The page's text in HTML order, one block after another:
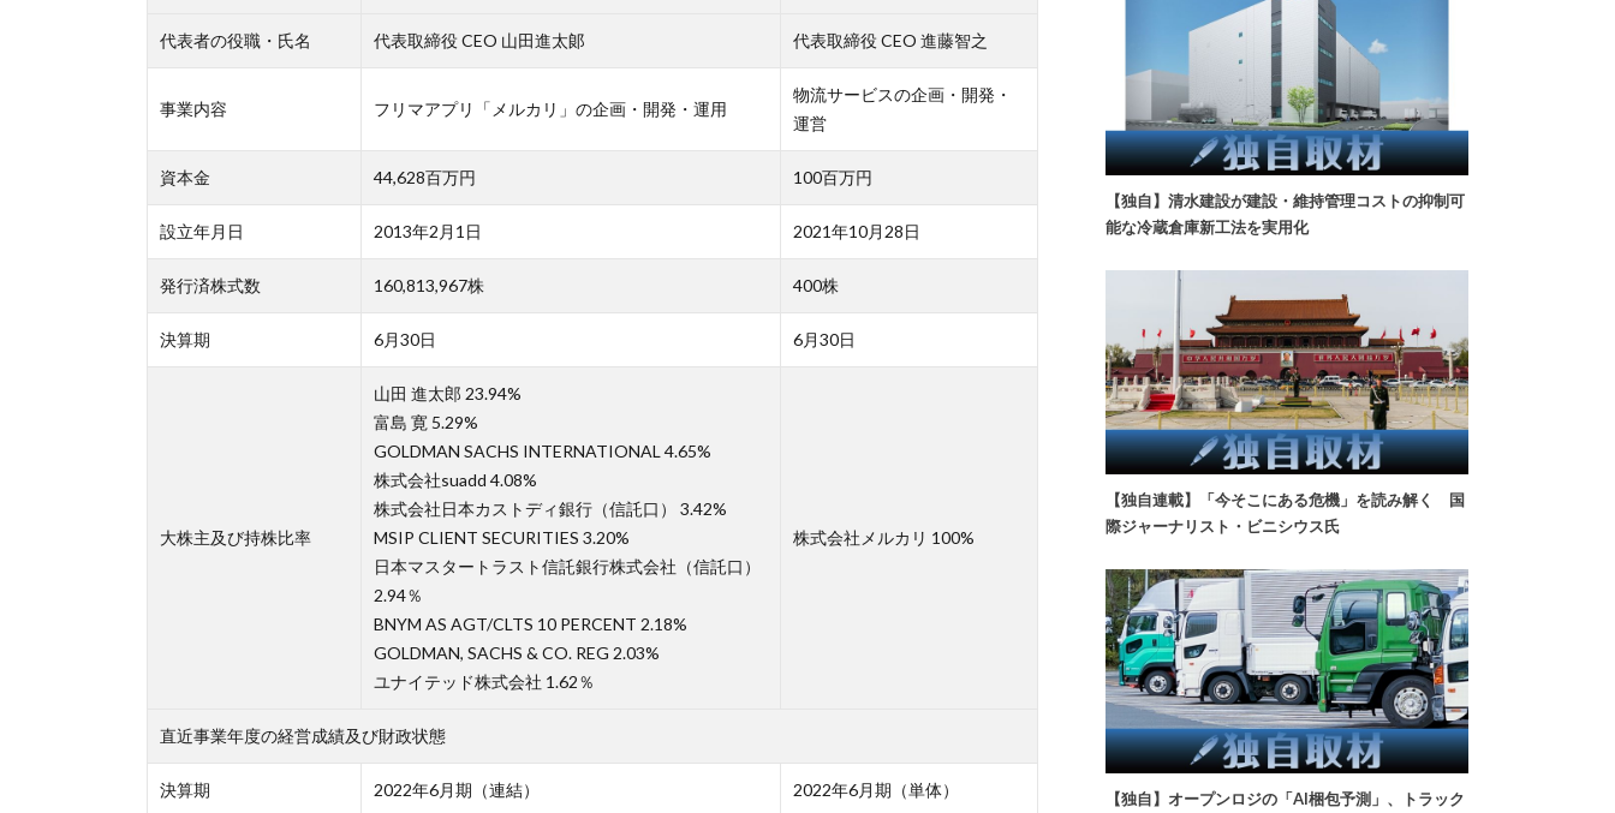
代表者の役職・氏名 代表取締役 CEO 山田進太郞 代表取締役 CEO 進藤智之
事業内容 フリマアプリ「メルカリ」の企画・開発・運用
物流サービスの企画・開発・
運営
資本金 44,628百万円 100百万円
設立年月日 2013年2月1日 2021年10月28日
発行済株式数 160,813,967株 400株
決算期 6月30日 6月30日
大株主及び持株比率
山田 進太郎 23.94%
富島 寛 5.29%
GOLDMAN SACHS INTERNATIONAL 4.65%
株式会社suadd 4.08%
株式会社日本カストディ銀行（信託口） 3.42%
MSIP CLIENT SECURITIES 3.20%
日本マスタートラスト信託銀行株式会社（信託口）
2.94％
BNYM AS AGT/CLTS 10 PERCENT 2.18%
GOLDMAN, SACHS & CO. REG 2.03%
ユナイテッド株式会社 1.62％
株式会社メルカリ 100%
直近事業年度の経営成績及び財政状態
決算期 2022年6月期（連結） 2022年6月期（単体）
【独自】清水建設が建設・維持管理コストの抑制可
能な冷蔵倉庫新工法を実用化
【独自連載】「今そこにある危機」を読み解く 国
際ジャーナリスト・ビニシウス氏
【独自】オープンロジの「AI梱包予測」、トラック